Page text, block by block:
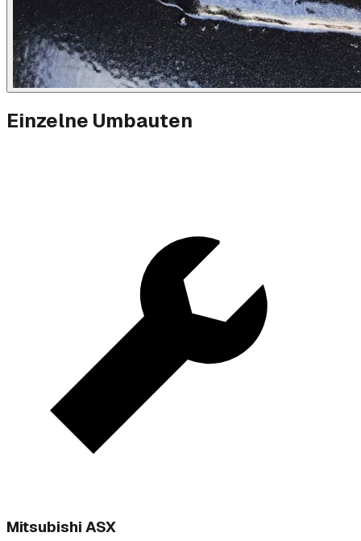
Einzelne Umbauten
Mitsubishi ASX